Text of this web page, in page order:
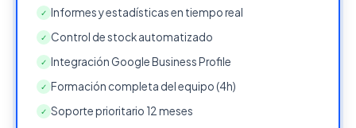
✓ Informes y estadísticas en tiempo real
✓ Control de stock automatizado
✓ Integración Google Business Profile
✓ Formación completa del equipo (4h)
✓ Soporte prioritario 12 meses